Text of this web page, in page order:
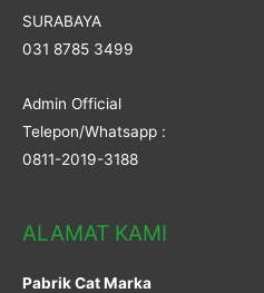
SURABAYA
031 8785 3499
Admin Official
Telepon/Whatsapp :
0811-2019-3188
ALAMAT KAMI
Pabrik Cat Marka